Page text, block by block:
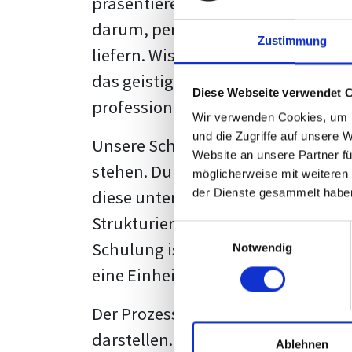
Zustimmung
Diese Webseite verwendet
Wir verwenden Cookies,
und die Zugriffe auf unsere
Website an unsere Partner
möglicherweise mit
der Dienste gesammelt
Notwendig
Ablehnen
darum, persönliche Meinungen
liefern. Wissenschaftliche Texte,
das geistige Eigentum des
professionell zu kommunizieren.
Unsere Schulung wurde mit Blick
stehen. Du wirst nicht nur
diese unter Zuhilfenahme von
Strukturierung ist ebenso
Schulung ist so konzipiert, dass
eine Einheitslösung zu bieten.
Der Prozess des
darstellen. Jedoch, ausgestattet